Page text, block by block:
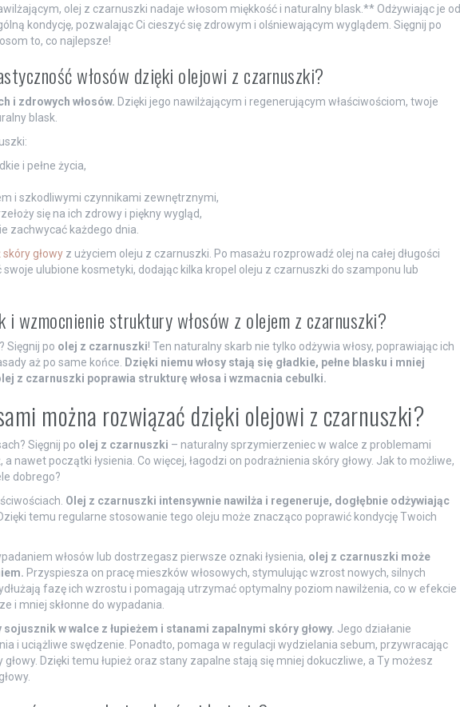
olej z czarnuszki nadaje włosom miękkość i naturalny blask.** Odżywiając je od
kondycję, pozwalając Ci cieszyć się zdrowym i olśniewającym wyglądem. Sięgnij po
to, co najlepsze!
włosów dzięki olejowi z czarnuszki?
i zdrowych włosów. Dzięki jego nawilżającym i regenerującym właściwościom, twoje
blask.
i pełne życia,
i szkodliwymi czynnikami zewnętrznymi,
się na ich zdrowy i piękny wygląd,
zachwycać każdego dnia.
głowyz użyciem oleju z czarnuszki. Po masażu rozprowadź olej na całej długości
ulubione kosmetyki, dodając kilka kropel oleju z czarnuszki do szamponu lub
i wzmocnienie struktury włosów z olejem z czarnuszki?
Sięgnij po olej z czarnuszki! Ten naturalny skarb nie tylko odżywia włosy, poprawiając ich
aż po same końce.
Dzięki niemu włosy stają się gładkie, pełne blasku i mniej
z czarnuszki poprawia strukturę włosa i wzmacnia cebulki.
można rozwiązać dzięki olejowi z czarnuszki?
Sięgnij po olej z czarnuszki – naturalny sprzymierzeniec w walce z problemami
a nawet początki łysienia. Co więcej, łagodzi on podrażnienia skóry głowy. Jak to możliwe,
dobrego?
Olej z czarnuszki intensywnie nawilża i regeneruje, dogłębnie odżywiając
temu regularne stosowanie tego oleju może znacząco poprawić kondycję Twoich
włosów lub dostrzegasz pierwsze oznaki łysienia, olej z czarnuszki może
Przyspiesza on pracę mieszków włosowych, stymulując wzrost nowych, silnych
fazę ich wzrostu i pomagają utrzymać optymalny poziom nawilżenia, co w efekcie
i mniej skłonne do wypadania.
w walce z łupieżem i stanami zapalnymi skóry głowy. Jego działanie
i uciążliwe swędzenie. Ponadto, pomaga w regulacji wydzielania sebum, przywracając
Dzięki temu łupież oraz stany zapalne stają się mniej dokuczliwe, a Ty możesz